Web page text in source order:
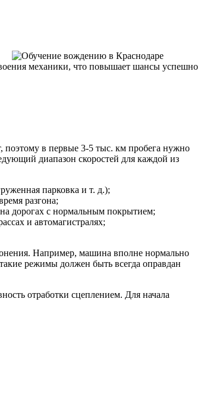
механики, что повышает шансы успешно
в первые 3-5 тыс. км пробега нужно
диапазон скоростей для каждой из
парковка и т. д.);
разгона;
дорогах с нормальным покрытием;
и автомагистралях;
Например, машина вполне нормально
режимы должен быть всегда оправдан
отработки сцеплением. Для начала